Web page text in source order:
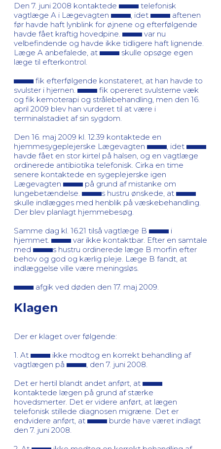
Den 7. juni 2008 kontaktede
telefonisk
vagtlæge A i Lægevagten
, idet
aftenen
før havde haft lynblink for øjnene og efterfølgende
havde fået kraftig hovedpine.
var nu
velbefindende og havde ikke tidligere haft lignende.
Læge A anbefalede, at
skulle opsøge egen
læge til efterkontrol.
fik efterfølgende konstateret, at han havde to
svulster i hjernen.
fik opereret svulsterne væk
og fik kemoterapi og strålebehandling, men den 16.
april 2009 blev han vurderet til at være i
terminalstadiet af sin sygdom.
Den 16. maj 2009 kl. 12.39 kontaktede en
hjemmesygeplejerske Lægevagten
, idet
havde fået en stor kirtel på halsen, og en vagtlæge
ordinerede antibiotika telefonisk. Cirka en time
senere kontaktede en sygeplejerske igen
Lægevagten
på grund af mistanke om
lungebetændelse.
s hustru ønskede, at
skulle indlægges med henblik på væskebehandling.
Der blev planlagt hjemmebesøg.
Samme dag kl. 16.21 tilså vagtlæge B
i
hjemmet.
var ikke kontaktbar. Efter en samtale
med
s hustru ordinerede læge B morfin efter
behov og god og kærlig pleje. Læge B fandt, at
indlæggelse ville være meningsløs.
afgik ved døden den 17. maj 2009.
Klagen
Der er klaget over følgende:
1. At
ikke modtog en korrekt behandling af
vagtlægen på
, den 7. juni 2008.
Det er hertil blandt andet anført, at
kontaktede lægen på grund af stærke
hovedsmerter. Det er videre anført, at lægen
telefonisk stillede diagnosen migræne. Det er
endvidere anført, at
burde have været indlagt
den 7. juni 2008.